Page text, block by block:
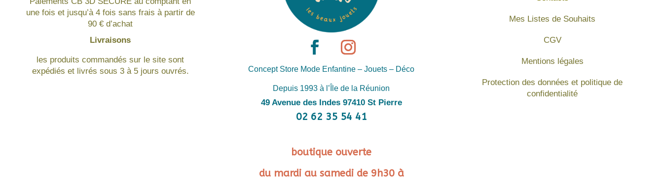
une fois et jusqu’à 4 fois sans frais à partir de
90 € d’achat
Livraisons
les produits commandés sur le site sont
expédiés et livrés sous 3 à 5 jours ouvrés.
Concept Store Mode Enfantine – Jouets – Déco
Depuis 1993 à l’Île de la Réunion
49 Avenue des Indes 97410 St Pierre
02 62 35 54 41
boutique ouverte
du mardi au samedi de 9h30 à
Mes Listes de Souhaits
CGV
Mentions légales
Protection des données et politique de
confidentialité